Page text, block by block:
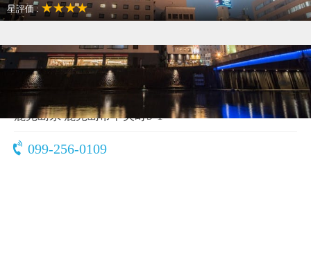
星評価 : ★★★★
アクセスが良い
〒890-0053
鹿児島県 鹿児島市中央町5-1
099-256-0109